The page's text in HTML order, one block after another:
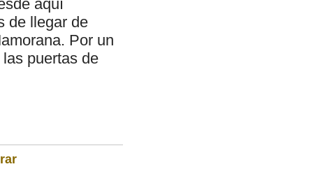
aquí
de llegar de
Por un
puertas de